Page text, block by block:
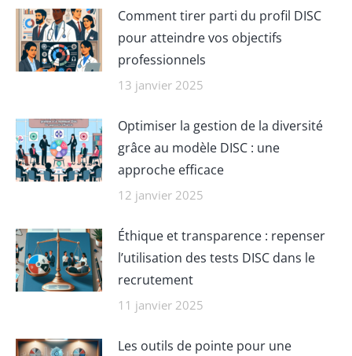
Comment tirer parti du profil DISC
pour atteindre vos objectifs
professionnels
13 janvier 2025
Optimiser la gestion de la diversité
grâce au modèle DISC : une
approche efficace
12 janvier 2025
Éthique et transparence : repenser
l’utilisation des tests DISC dans le
recrutement
11 janvier 2025
Les outils de pointe pour une